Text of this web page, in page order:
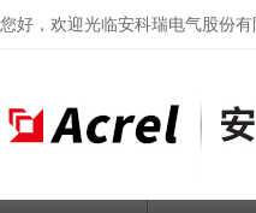
您好，欢迎光临安科瑞电气股份有